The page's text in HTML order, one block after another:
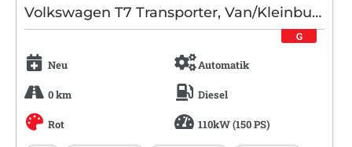
Volkswagen T7 Transporter, Van/Kleinbus, Diesel, Automatik, Rot
Neu Automatik
0 km Diesel
Rot 110kW (150 PS)
G